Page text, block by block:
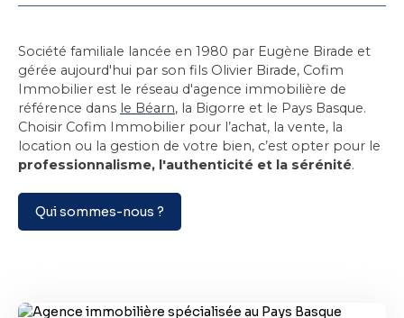
Société familiale lancée en 1980 par Eugène Birade et
gérée aujourd'hui par son fils Olivier Birade, Cofim
Immobilier est le réseau d'agence immobilière de
référence dans le Béarn, la Bigorre et le Pays Basque.
Choisir Cofim Immobilier pour l’achat, la vente, la
location ou la gestion de votre bien, c’est opter pour le
professionnalisme, l'authenticité et la sérénité.
Qui sommes-nous ?